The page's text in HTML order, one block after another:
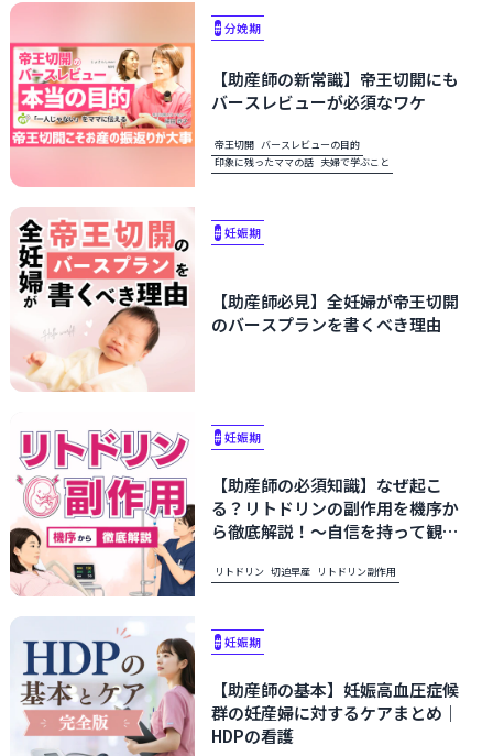
# 分娩期
【助産師の新常識】帝王切開にも
バースレビューが必須なワケ
帝王切開 バースレビューの目的
印象に残ったママの話 夫婦で学ぶこと
# 妊娠期
【助産師必見】全妊婦が帝王切開
のバースプランを書くべき理由
# 妊娠期
【助産師の必須知識】なぜ起こ
る？リトドリンの副作用を機序か
ら徹底解説！〜自信を持って観
リトドリン 切迫早産 リトドリン副作用
# 妊娠期
【助産師の基本】妊娠高血圧症候
群の妊産婦に対するケアまとめ｜
HDPの看護